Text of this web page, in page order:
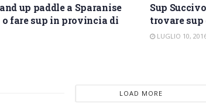
up paddle a Sparanise
fare sup in provincia di
Sup
trovare
LUGLIO 10,
LOAD MORE